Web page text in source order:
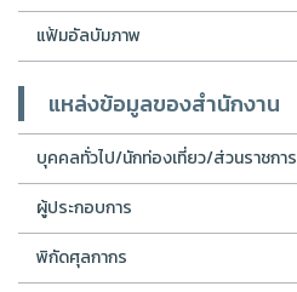
แฟ้มอัลบัมภาพ
แหล่งข้อมูลของสำนักงาน
บุคคลทั่วไป/นักท่องเที่ยว/ส่วนราชการ
ผู้ประกอบการ
พิกัดศุลกากร